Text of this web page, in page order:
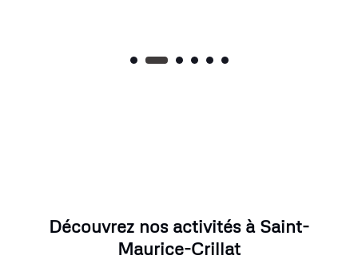
Découvrez nos activités à Saint-
Maurice-Crillat